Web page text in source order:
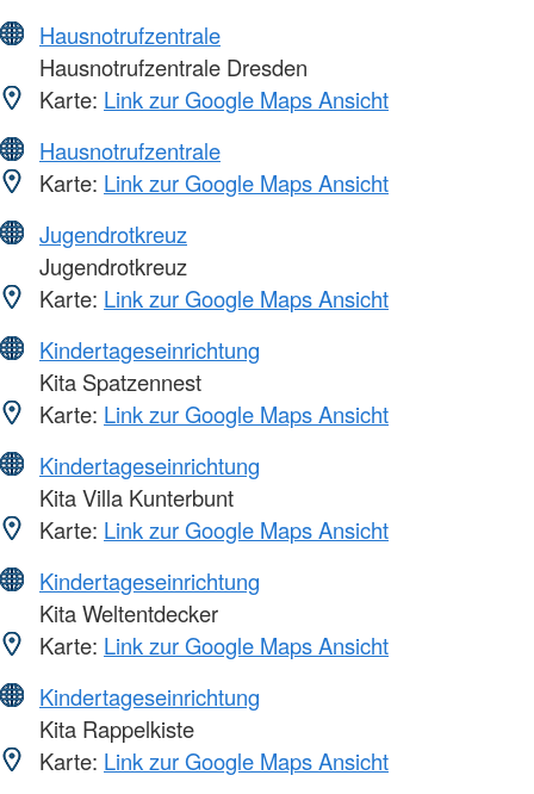
Hausnotrufzentrale
Hausnotrufzentrale Dresden
Karte: Link zur Google Maps Ansicht
Hausnotrufzentrale
Karte: Link zur Google Maps Ansicht
Jugendrotkreuz
Jugendrotkreuz
Karte: Link zur Google Maps Ansicht
Kindertageseinrichtung
Kita Spatzennest
Karte: Link zur Google Maps Ansicht
Kindertageseinrichtung
Kita Villa Kunterbunt
Karte: Link zur Google Maps Ansicht
Kindertageseinrichtung
Kita Weltentdecker
Karte: Link zur Google Maps Ansicht
Kindertageseinrichtung
Kita Rappelkiste
Karte: Link zur Google Maps Ansicht